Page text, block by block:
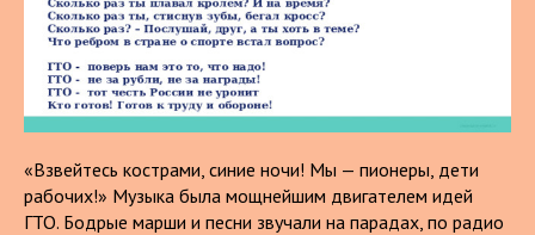
«Взвейтесь кострами, синие ночи! Мы — пионеры, дети
рабочих!» Музыка была мощнейшим двигателем идей
ГТО. Бодрые марши и песни звучали на парадах, по радио